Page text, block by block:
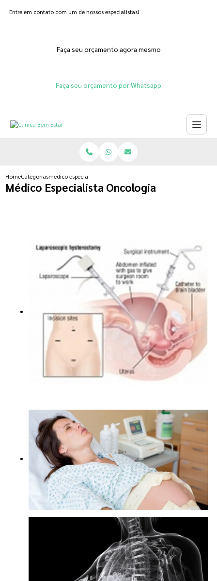
Entre em contato com um de nossos especialistas!
Faça seu orçamento agora mesmo
Faça seu orçamento por Whatsapp
HomeCategoriasmedico especialista oncologia
Médico Especialista Oncologia